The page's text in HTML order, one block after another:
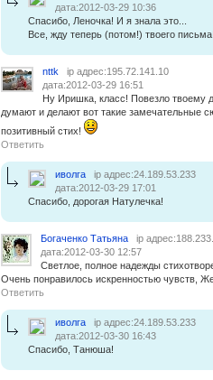
дата:2012-03-29 10:36
Спасибо, Леночка! И я знала это...
Все, жду теперь (потом!) твоего письма!
nttk
ip адрес:195.72.141.10
дата:2012-03-29 16:51
Ну Иришка, класс! Повезло твоему
думают и делают вот такие замечательные
позитивный стих!
Ответить
иволга
ip адрес:24.189.53.233
дата:2012-03-29 17:01
Спасибо, дорогая Натулечка!
Богаченко Татьяна
ip
дата:2012-03-30 12:57
Светлое, полное надежды
Очень понравилось искренностью чувств,
Ответить
иволга
ip адрес:24.189.53.233
дата:2012-03-30 16:43
Спасибо, Танюша!